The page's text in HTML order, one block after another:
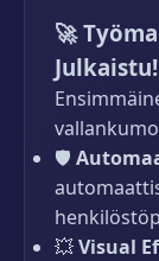
🚀
Julkaistu!
🛡️
💥Visual